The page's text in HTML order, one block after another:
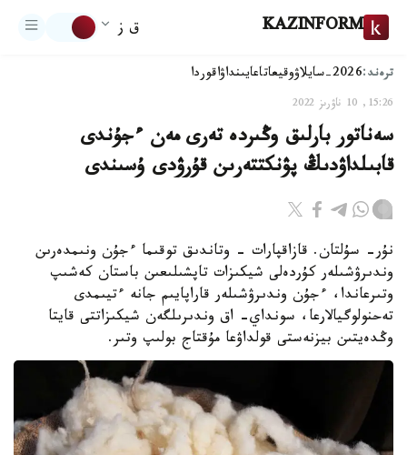
KAZINFORM ق ز
ترەند:2026-سايلاۋ وقيعاتاعايىنداۋاقوردا
15:26, 10 ناۋرىز 2022
سەناتور بارلىق وڭىردە تەرى مەن ءجۇندى
قابىلداۋدىڭ پۋنكتتەرىن قۇرۋدى ۇسىندى
نۇر- سۇلتان. قازاقپارات - وتاندىق توقىما ءجۇن ونىمدەرىن
وندىرۋشىلەر كۇردەلى شيكىزات تاپشىلىعىن باستان كەشىپ
وتىرعاندا، ءجۇن وندىرۋشىلەر قاراپايىم جانە ءتيىمدى
تەحنولوگيالارعا، سونداي- اق وندىرىلگەن شيكىزاتتى قايتا
وڭدەيتىن بيزنەستى قولداۋعا مۇقتاج بولىپ وتىر.